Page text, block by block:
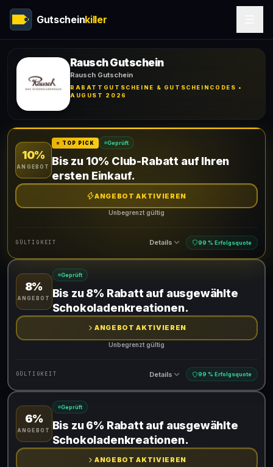
Gutscheinkiller
Rausch Gutschein
Rausch Gutschein
RABATTGUTSCHEINE & GUTSCHEINCODES •
AUGUST 2026
10%
ANGEBOT
⭐ TOP PICK Geprüft
Bis zu 10% Club-Rabatt auf Ihren
ersten Einkauf.
ANGEBOT AKTIVIEREN
Unbegrenzt gültig
GÜLTIGKEIT Details 99 % Erfolgsquote
Gültig für teilnehmende Produkte
8%
ANGEBOT
Geprüft
Bis zu 8% Rabatt auf ausgewählte
Schokoladenkreationen.
ANGEBOT AKTIVIEREN
Unbegrenzt gültig
GÜLTIGKEIT Details 99 % Erfolgsquote
Gültig für teilnehmende Produkte
6%
ANGEBOT
Geprüft
Bis zu 6% Rabatt auf ausgewählte
Schokoladenkreationen.
ANGEBOT AKTIVIEREN